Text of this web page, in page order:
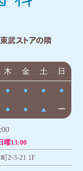
武ストアの隣
木 金 土 日
● ● ● ●
● ● ▲ ー
曜13:00
2-3-21 1F